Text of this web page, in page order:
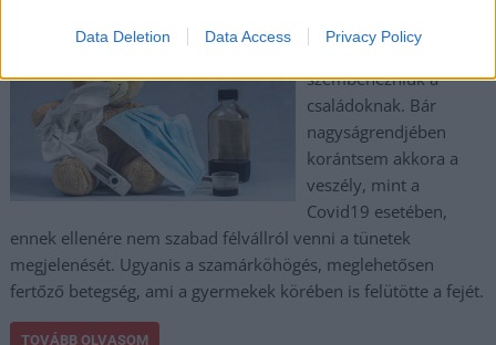
Data Deletion Data Access Privacy Policy
A pandémia után újabb
kockázattal kell
szembenézniük a
családoknak. Bár
nagyságrendjében
korántsem akkora a
veszély, mint a
Covid19 esetében,
ennek ellenére nem szabad félvállról venni a tünetek
megjelenését. Ugyanis a szamárköhögés, meglehetősen
fertőző betegség, ami a gyermekek körében is felütötte a fejét.
TOVÁBB OLVASOM